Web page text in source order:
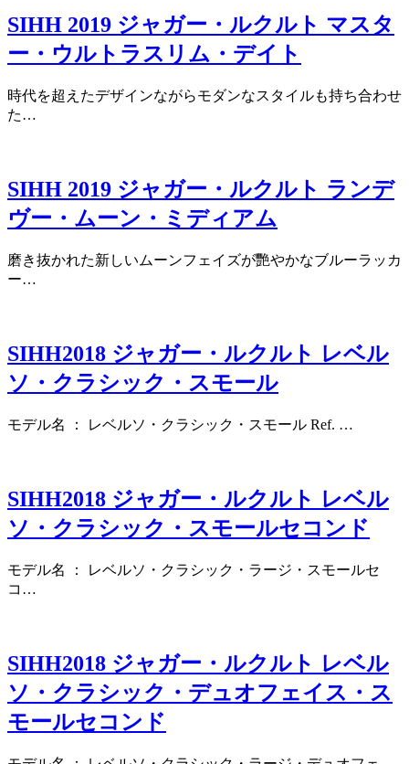
SIHH 2019 ジャガー・ルクルト マスタ
ー・ウルトラスリム・デイト
時代を超えたデザインながらモダンなスタイルも持ち合わせ
た…
SIHH 2019 ジャガー・ルクルト ランデ
ヴー・ムーン・ミディアム
磨き抜かれた新しいムーンフェイズが艷やかなブルーラッカ
ー…
SIHH2018 ジャガー・ルクルト レベル
ソ・クラシック・スモール
モデル名 ： レベルソ・クラシック・スモール Ref. …
SIHH2018 ジャガー・ルクルト レベル
ソ・クラシック・スモールセコンド
モデル名 ： レベルソ・クラシック・ラージ・スモールセ
コ…
SIHH2018 ジャガー・ルクルト レベル
ソ・クラシック・デュオフェイス・ス
モールセコンド